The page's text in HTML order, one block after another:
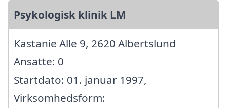
Psykologisk klinik LM
Kastanie Alle 9, 2620 Albertslund
Ansatte: 0
Startdato: 01. januar 1997,
Virksomhedsform: